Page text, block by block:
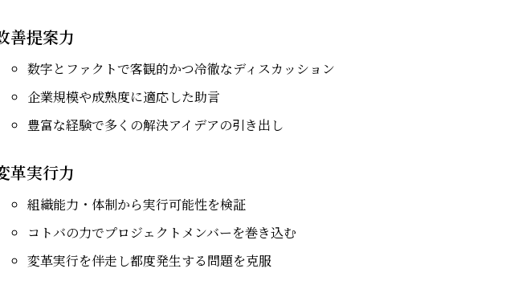
善提案力
数字とファクトで客観的かつ冷徹なディスカッション
企業規模や成熟度に適応した助言
豊富な経験で多くの解決アイデアの引き出し
革実行力
組織能力・体制から実行可能性を検証
コトバの力でプロジェクトメンバーを巻き込む
変革実行を伴走し都度発生する問題を克服